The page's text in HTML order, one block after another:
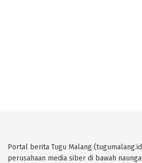
Portal berita Tugu Malang
perusahaan media siber di bawah